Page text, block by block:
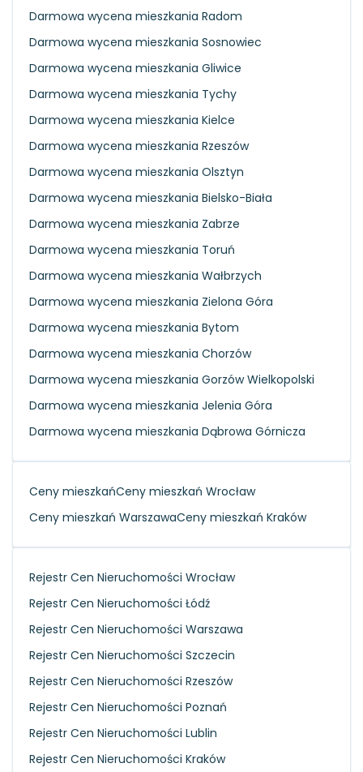
Darmowa wycena mieszkania Radom
Darmowa wycena mieszkania Sosnowiec
Darmowa wycena mieszkania Gliwice
Darmowa wycena mieszkania Tychy
Darmowa wycena mieszkania Kielce
Darmowa wycena mieszkania Rzeszów
Darmowa wycena mieszkania Olsztyn
Darmowa wycena mieszkania Bielsko-Biała
Darmowa wycena mieszkania Zabrze
Darmowa wycena mieszkania Toruń
Darmowa wycena mieszkania Wałbrzych
Darmowa wycena mieszkania Zielona Góra
Darmowa wycena mieszkania Bytom
Darmowa wycena mieszkania Chorzów
Darmowa wycena mieszkania Gorzów Wielkopolski
Darmowa wycena mieszkania Jelenia Góra
Darmowa wycena mieszkania Dąbrowa Górnicza
Ceny mieszkańCeny mieszkań Wrocław
Ceny mieszkań WarszawaCeny mieszkań Kraków
Rejestr Cen Nieruchomości Wrocław
Rejestr Cen Nieruchomości Łódź
Rejestr Cen Nieruchomości Warszawa
Rejestr Cen Nieruchomości Szczecin
Rejestr Cen Nieruchomości Rzeszów
Rejestr Cen Nieruchomości Poznań
Rejestr Cen Nieruchomości Lublin
Rejestr Cen Nieruchomości Kraków